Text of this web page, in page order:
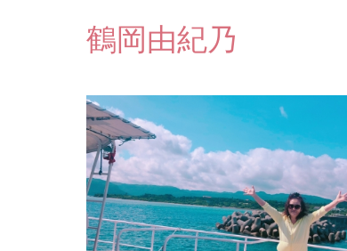
鶴岡由紀乃